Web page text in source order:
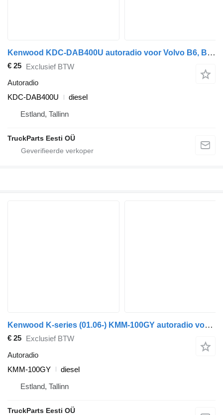
Kenwood KDC-DAB400U autoradio voor Volvo B6, B7, B9, B10, B12 (1978-2011) bus
€ 25 Exclusief BTW
Autoradio
KDC-DAB400U
diesel
Estland, Tallinn
TruckParts Eesti OÜ
Kenwood K-series (01.06-) KMM-100GY autoradio voor Scania K,N,F-series bus (2006-)
€ 25
Exclusief BTW
Autoradio
KMM-100GY
diesel
Estland, Tallinn
TruckParts Eesti OÜ